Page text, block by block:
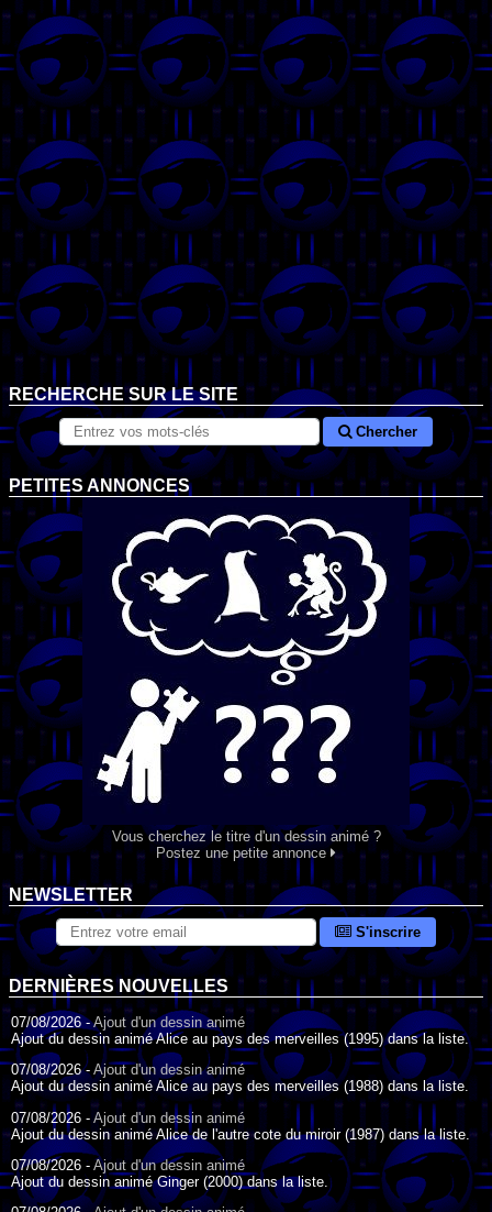
RECHERCHE SUR LE SITE
Chercher
PETITES ANNONCES
Vous cherchez le titre d'un dessin animé ?
Postez une petite annonce
NEWSLETTER
S'inscrire
DERNIÈRES NOUVELLES
07/08/2026 -Ajout d'un dessin animé
Ajout du dessin animé Alice au pays des merveilles (1995) dans la liste.
07/08/2026 - Ajout d'un dessin animé
Ajout du dessin animé Alice au pays des merveilles (1988) dans la liste.
07/08/2026 - Ajout d'un dessin animé
Ajout du dessin animé Alice de l'autre cote du miroir (1987) dans la liste.
07/08/2026 - Ajout d'un dessin animé
Ajout du dessin animé Ginger (2000) dans la liste.